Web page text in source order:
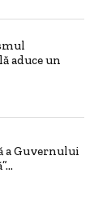
aduce un
a Guvernului